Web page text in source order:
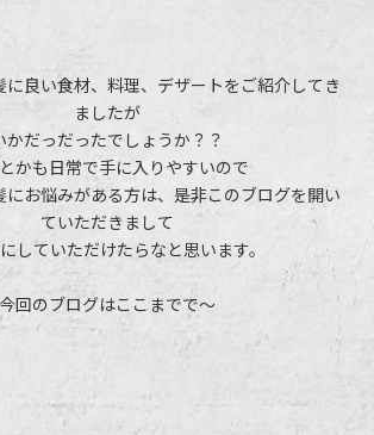
に良い食材、料理、デザートをご紹介してき
ましたが
かだっだったでしょうか？？
かも日常で手に入りやすいので
にお悩みがある方は、是非このブログを開い
ていただきまして
していただけたらなと思います。
今回のブログはここまでで～